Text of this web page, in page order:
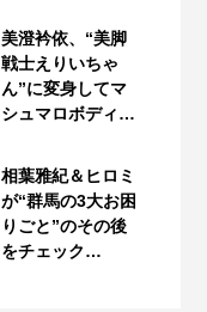
美澄衿依、“美脚
戦士えりいちゃ
ん”に変身してマ
シュマロボディ…
相葉雅紀＆ヒロミ
が“群馬の3大お困
りごと”のその後
をチェック…